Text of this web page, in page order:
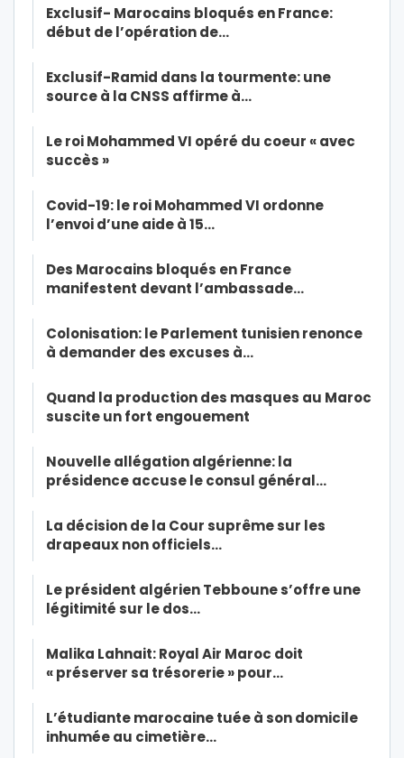
Exclusif- Marocains bloqués en France:
début de l’opération de…
Exclusif-Ramid dans la tourmente: une
source à la CNSS affirme à…
Le roi Mohammed VI opéré du coeur « avec
succès »
Covid-19: le roi Mohammed VI ordonne
l’envoi d’une aide à 15…
Des Marocains bloqués en France
manifestent devant l’ambassade…
Colonisation: le Parlement tunisien renonce
à demander des excuses à…
Quand la production des masques au Maroc
suscite un fort engouement
Nouvelle allégation algérienne: la
présidence accuse le consul général…
La décision de la Cour suprême sur les
drapeaux non officiels…
Le président algérien Tebboune s’offre une
légitimité sur le dos…
Malika Lahnait: Royal Air Maroc doit
« préserver sa trésorerie » pour…
L’étudiante marocaine tuée à son domicile
inhumée au cimetière…